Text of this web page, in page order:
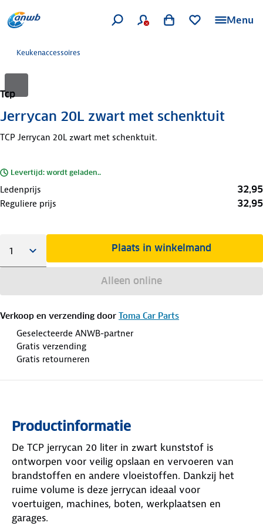
Menu
Keukenaccessoires
Tcp
Jerrycan 20L zwart met schenktuit
TCP Jerrycan 20L zwart met schenktuit.
Levertijd: wordt geladen..
Ledenprijs 32,95
Reguliere prijs 32,95
Plaats in winkelmand
Alleen online
Verkoop en verzending door Toma Car Parts
Geselecteerde ANWB-partner
Gratis verzending
Gratis retourneren
Productinformatie
De TCP jerrycan 20 liter in zwart kunststof is
ontworpen voor veilig opslaan en vervoeren van
brandstoffen en andere vloeistoffen. Dankzij het
ruime volume is deze jerrycan ideaal voor
voertuigen, machines, boten, werkplaatsen en
garages.